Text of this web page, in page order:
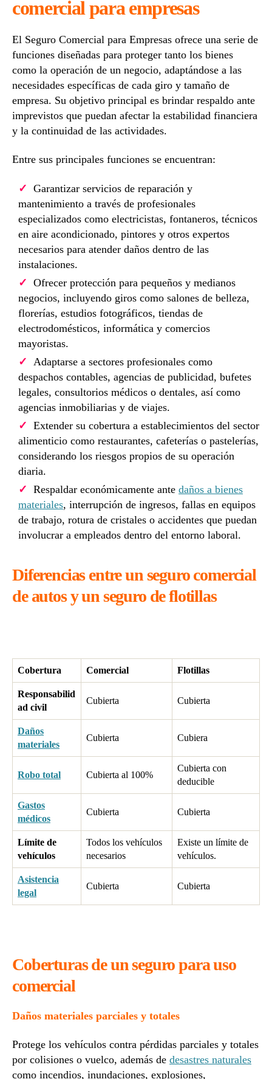
comercial para empresas
El Seguro Comercial para Empresas ofrece una serie de
funciones diseñadas para proteger tanto los bienes
como la operación de un negocio, adaptándose a las
necesidades específicas de cada giro y tamaño de
empresa. Su objetivo principal es brindar respaldo ante
imprevistos que puedan afectar la estabilidad financiera
y la continuidad de las actividades.
Entre sus principales funciones se encuentran:
Garantizar servicios de reparación y
mantenimiento a través de profesionales
especializados como electricistas, fontaneros, técnicos
en aire acondicionado, pintores y otros expertos
necesarios para atender daños dentro de las
instalaciones.
Ofrecer protección para pequeños y medianos
negocios, incluyendo giros como salones de belleza,
florerías, estudios fotográficos, tiendas de
electrodomésticos, informática y comercios
mayoristas.
Adaptarse a sectores profesionales como
despachos contables, agencias de publicidad, bufetes
legales, consultorios médicos o dentales, así como
agencias inmobiliarias y de viajes.
Extender su cobertura a establecimientos del sector
alimenticio como restaurantes, cafeterías o pastelerías,
considerando los riesgos propios de su operación
diaria.
Respaldar económicamente ante daños a bienes
materiales, interrupción de ingresos, fallas en equipos
de trabajo, rotura de cristales o accidentes que puedan
involucrar a empleados dentro del entorno laboral.
Diferencias entre un seguro comercial
de autos y un seguro de flotillas
Cobertura Comercial Flotillas
Responsabilid
ad civil
Cubierta Cubierta
Daños
materiales
Cubierta Cubiera
Robo total Cubierta al 100%
Cubierta con
deducible
Gastos
médicos
Cubierta Cubierta
Límite de
vehículos
Todos los vehículos
necesarios
Existe un límite de
vehículos.
Asistencia
legal
Cubierta Cubierta
Coberturas de un seguro para uso
comercial
Daños materiales parciales y totales
Protege los vehículos contra pérdidas parciales y totales
por colisiones o vuelco, además de desastres naturales
como incendios, inundaciones, explosiones,